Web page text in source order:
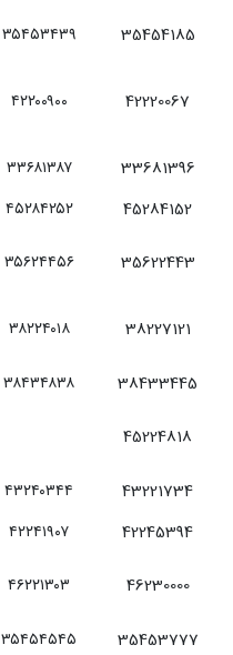
35454185 ۳۵۴۵۳۴۳۹
42220067 ۴۲۲۰۰۹۰۰
33681396 ۳۳۶۸۱۳۸۷
45284152
۴۵۲۸۴۲۵۲
35622443
۳۵۶۲۴۴۵۶
38227121 ۳۸۲۲۴۰۱۸
38433445 ۳۸۴۳۴۸۳۸
45224818
43221734 ۴۳۲۴۰۳۴۴
42245394
۴۲۲۴۱۹۰۷
46230000
۴۶۲۲۱۳۰۳
35453777 ۳۵۴۵۴۵۴۵